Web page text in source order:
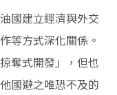
國建立經濟與外交
等方式深化關係。
奪式開發」，但也
國避之唯恐不及的